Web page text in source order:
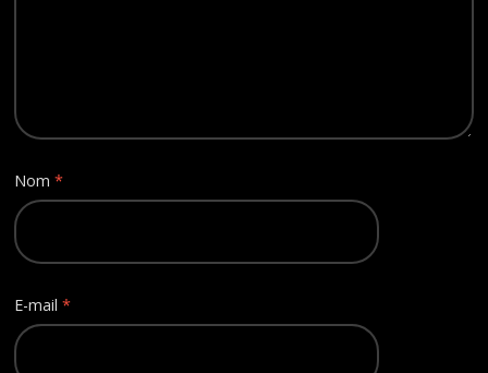
Nom*
E-mail*